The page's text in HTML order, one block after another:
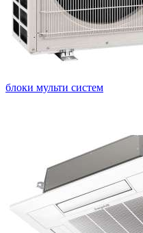
блоки мульти систем